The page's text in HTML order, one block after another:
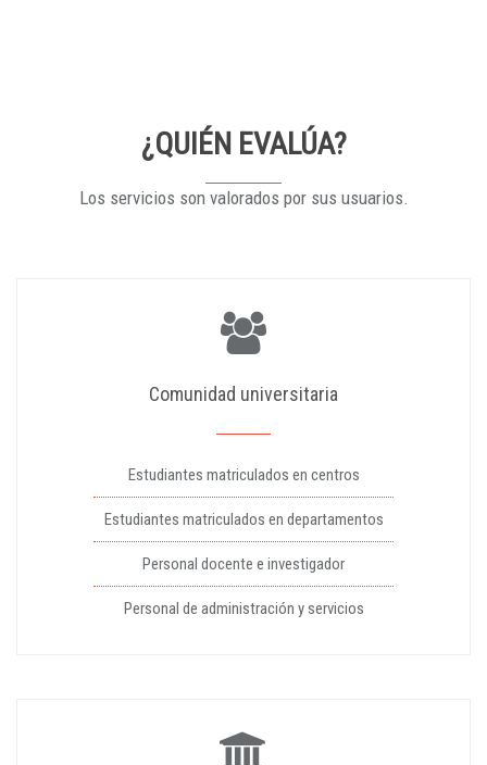
¿QUIÉN EVALÚA?
Los servicios son valorados por sus usuarios.
Comunidad universitaria
Estudiantes matriculados en centros
Estudiantes matriculados en departamentos
Personal docente e investigador
Personal de administración y servicios